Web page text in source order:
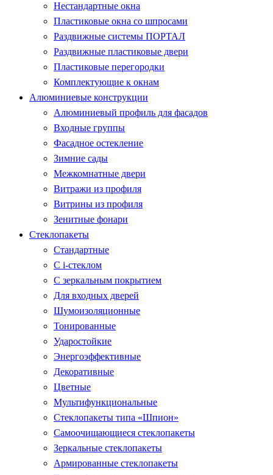
Нестандартные окна
Пластиковые окна со шпросами
Раздвижные системы ПОРТАЛ
Раздвижные пластиковые двери
Пластиковые перегородки
Комплектующие к окнам
Алюминиевые конструкции
Алюминиевый профиль для фасадов
Входные группы
Фасадное остекление
Зимние сады
Межкомнатные двери
Витражи из профиля
Витрины из профиля
Зенитные фонари
Стеклопакеты
Стандартные
С i-стеклом
С зеркальным покрытием
Для входных дверей
Шумоизоляционные
Тонированные
Ударостойкие
Энергоэффективные
Декоративные
Цветные
Мультифункциональные
Стеклопакеты типа «Шпион»
Самоочищающиеся стеклопакеты
Зеркальные стеклопакеты
Армированные стеклопакеты